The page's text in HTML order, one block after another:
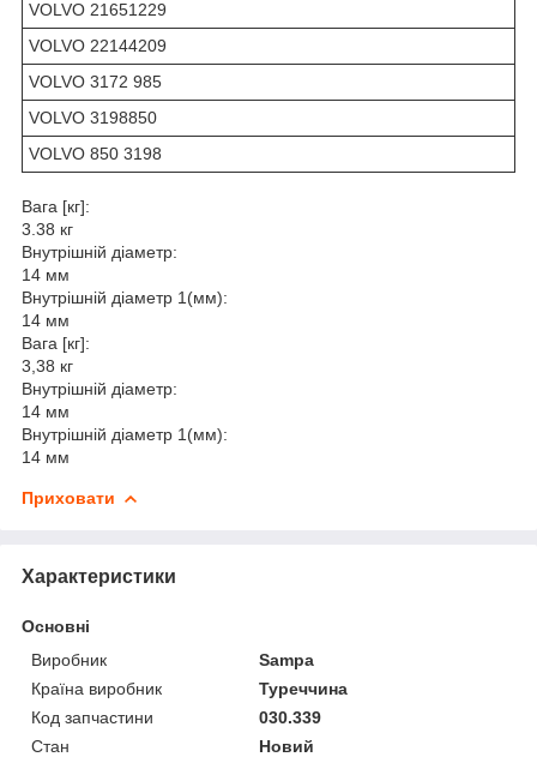
VOLVO 21651229
VOLVO 22144209
VOLVO 3172 985
VOLVO 3198850
VOLVO 850 3198
Вага [кг]:
3.38 кг
Внутрішній діаметр:
14 мм
Внутрішній діаметр 1(мм):
14 мм
Вага [кг]:
3,38 кг
Внутрішній діаметр:
14 мм
Внутрішній діаметр 1(мм):
14 мм
Приховати
Характеристики
Основні
Виробник
Sampa
Країна виробник
Туреччина
Код запчастини
030.339
Стан
Новий